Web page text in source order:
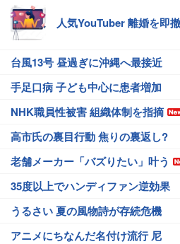
人気YouTuber 離婚を即
台風13号 昼過ぎに沖縄へ最接近
手足口病 子ども中心に患者増加
NHK職員性被害 組織体制を指摘
高市氏の裏目行動 焦りの裏返し?
老舗メーカー「バズりたい」叶う
35度以上でハンディファン逆効果
うるさい 夏の風物詩が存続危機
アニメにちなんだ名付け流行 尼